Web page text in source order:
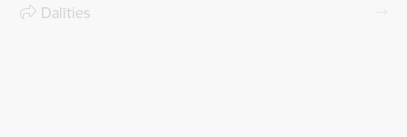
Dalīties